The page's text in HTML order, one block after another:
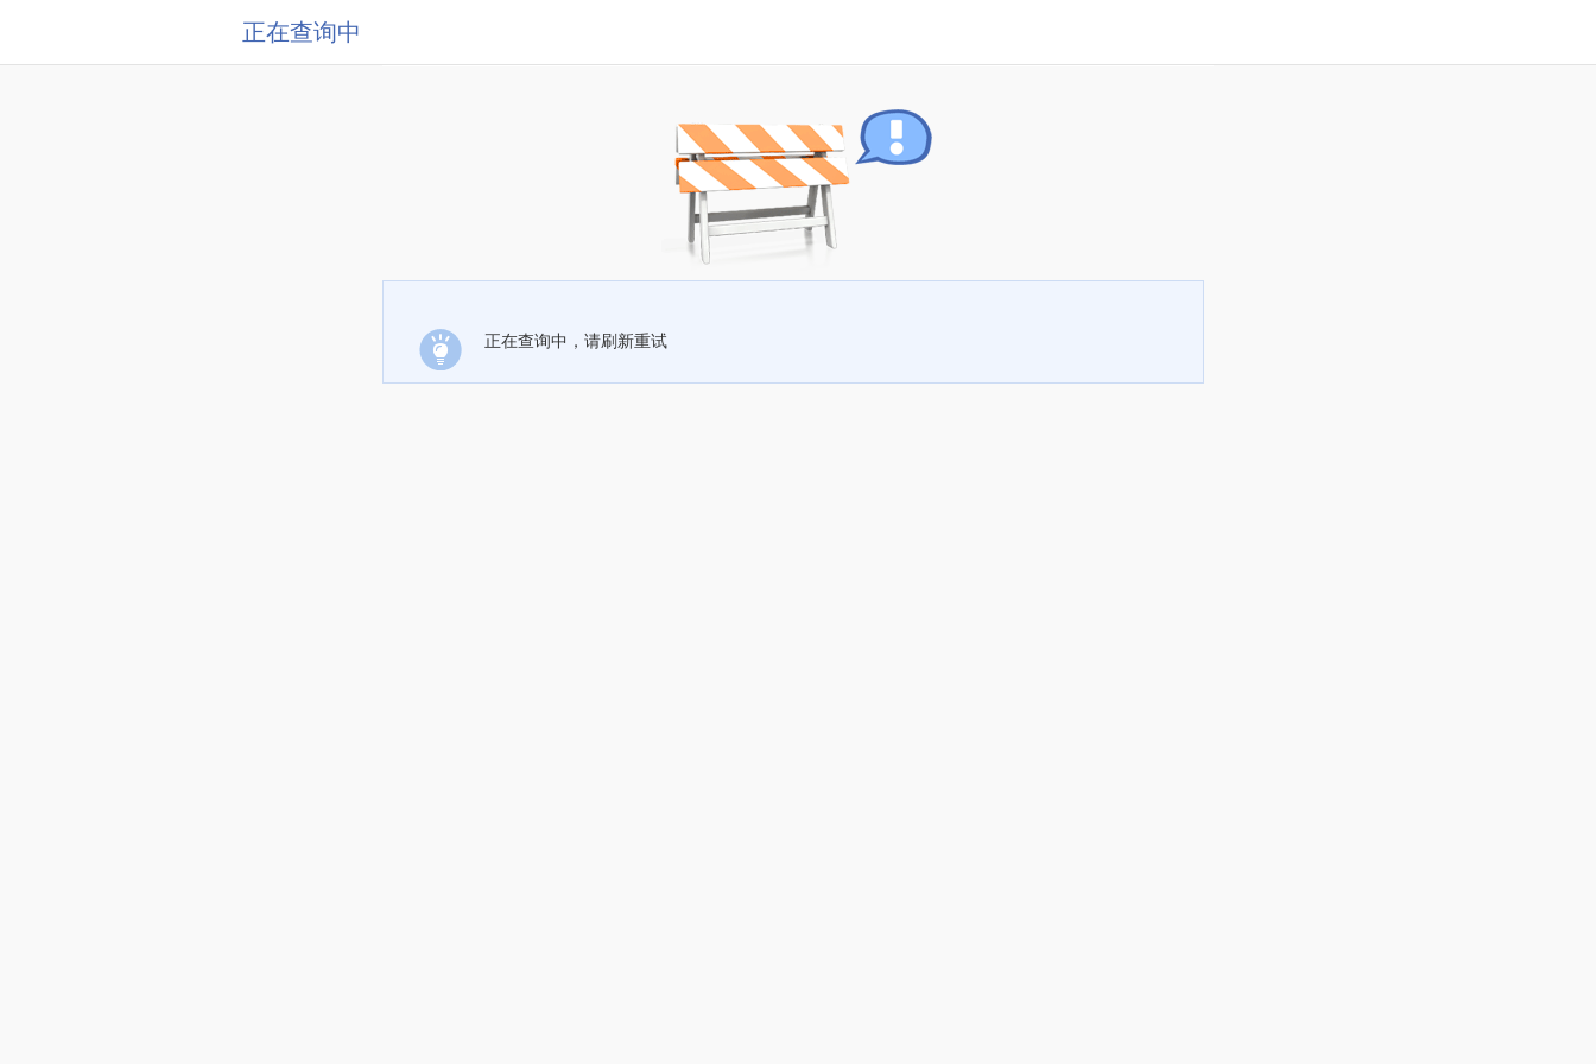
正在查询中
正在查询中，请刷新重试